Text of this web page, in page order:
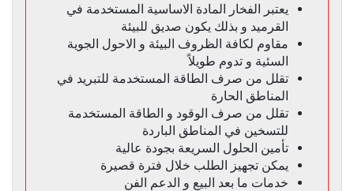
يعتبر الفخار المادة الاساسية المستخدمة في
القرميد و بذلك يكون صديق للبيئة
مقاوم لكافة الظروف البيئة و الاحول الجوية
السئية و تدوم طويلاً
تقلل من صرف الطاقة المستخدمة للتبريد في
المناطق الحارة
تقلل من صرف الوقود و الطاقة المستخدمة
للتسخين في المناطق الباردة
تأمين الحلول السريعة بجودة عالية
يمكن تجهيز الطلب خلال فترة قصيرة
خدمات ما بعد البيع و الدعم الفن